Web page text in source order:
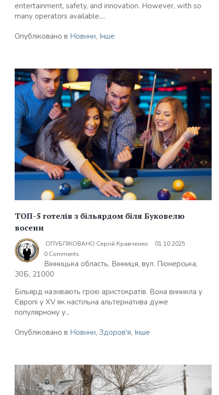
entertainment, safety, and innovation. However, with so
many operators available,...
Опубліковано в Новини, Інше
ТОП-5 готелів з більярдом біля Буковелю
восени
ОПУБЛІКОВАНО Сергій Кравченко
01.10.2025
0 Comments
Вінницька область, Вінниця, вул. Піонерська,
30Б, 21000
Більярд називають грою аристократів. Вона виникла у
Європі у ХV як настільна альтернатива дуже
популярному у...
Опубліковано в Новини, Здоров'я, Інше